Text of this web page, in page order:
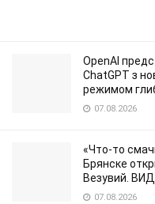
OpenAI
ChatGPT з
режимом
07.08.2026
«Что-то
Брянске
Везувий.
07.08.2026